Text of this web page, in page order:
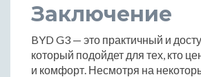
Заключение
BYD G3 — это практичный и
который подойдет для тех, кто
и комфорт. Несмотря на